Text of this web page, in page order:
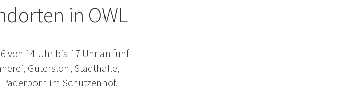
in OWL
von 14 Uhr bis 17 Uhr an fünf
Gütersloh, Stadthalle,
im Schützenhof.